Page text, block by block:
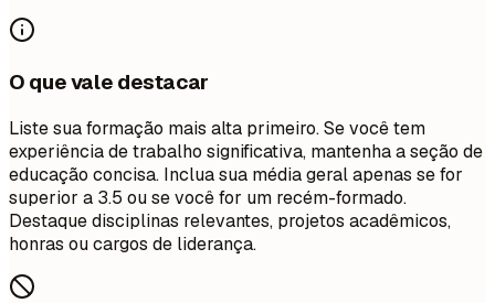
O que vale destacar
Liste sua formação mais alta primeiro. Se você tem
experiência de trabalho significativa, mantenha a seção de
educação concisa. Inclua sua média geral apenas se for
superior a 3.5 ou se você for um recém-formado.
Destaque disciplinas relevantes, projetos acadêmicos,
honras ou cargos de liderança.